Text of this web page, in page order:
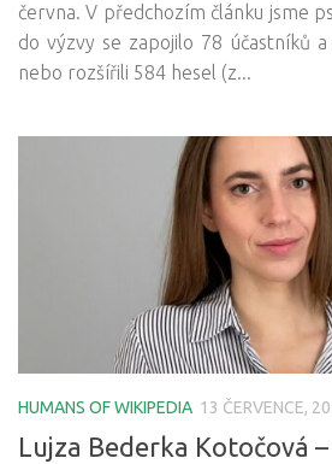
června. V předchozím článku jsme
do výzvy se zapojilo 78 účastníků
nebo rozšířili 584 hesel (z...
HUMANS OF WIKIPEDIA 13 ČERVENCE,
Lujza Bederka Kotočová